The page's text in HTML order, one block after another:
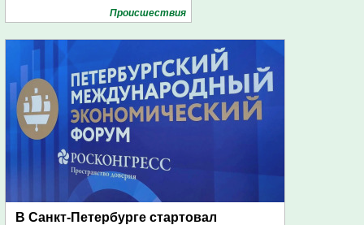
Проиcшествия
В Санкт-Петербурге стартовал